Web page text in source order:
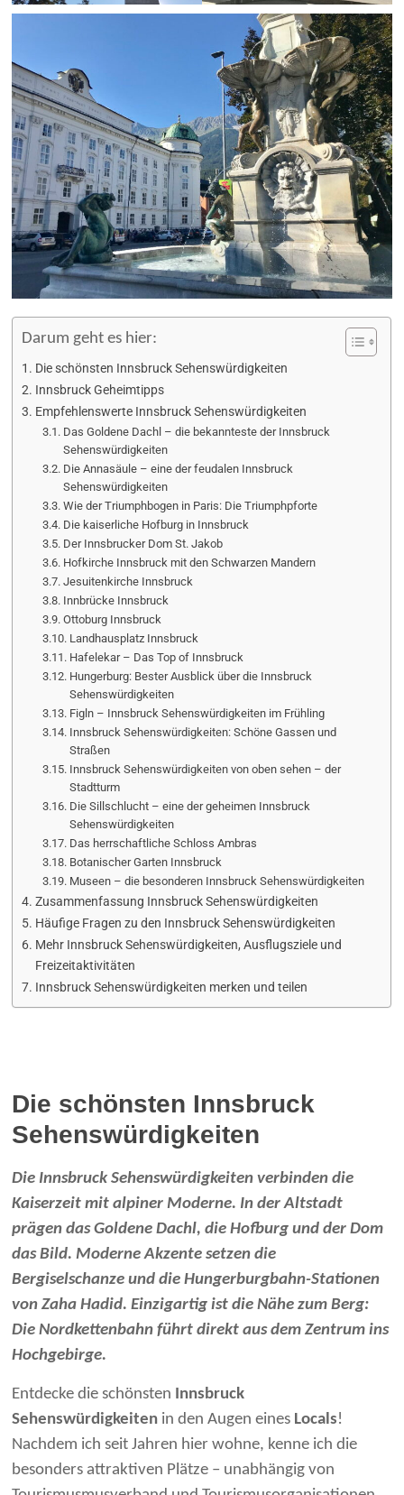
Darum geht es hier:
Die schönsten Innsbruck Sehenswürdigkeiten
Innsbruck Geheimtipps
Empfehlenswerte Innsbruck Sehenswürdigkeiten
Das Goldene Dachl – die bekannteste der Innsbruck
Sehenswürdigkeiten
Die Annasäule – eine der feudalen Innsbruck
Sehenswürdigkeiten
Wie der Triumphbogen in Paris: Die Triumphpforte
Die kaiserliche Hofburg in Innsbruck
Der Innsbrucker Dom St. Jakob
Hofkirche Innsbruck mit den Schwarzen Mandern
Jesuitenkirche Innsbruck
Innbrücke Innsbruck
Ottoburg Innsbruck
Landhausplatz Innsbruck
Hafelekar – Das Top of Innsbruck
Hungerburg: Bester Ausblick über die Innsbruck
Sehenswürdigkeiten
Figln – Innsbruck Sehenswürdigkeiten im Frühling
Innsbruck Sehenswürdigkeiten: Schöne Gassen und
Straßen
Innsbruck Sehenswürdigkeiten von oben sehen – der
Stadtturm
Die Sillschlucht – eine der geheimen Innsbruck
Sehenswürdigkeiten
Das herrschaftliche Schloss Ambras
Botanischer Garten Innsbruck
Museen – die besonderen Innsbruck Sehenswürdigkeiten
Zusammenfassung Innsbruck Sehenswürdigkeiten
Häufige Fragen zu den Innsbruck Sehenswürdigkeiten
Mehr Innsbruck Sehenswürdigkeiten, Ausflugsziele und
Freizeitaktivitäten
Innsbruck Sehenswürdigkeiten merken und teilen
Die schönsten Innsbruck
Sehenswürdigkeiten
Die Innsbruck Sehenswürdigkeiten verbinden die
Kaiserzeit mit alpiner Moderne. In der Altstadt
prägen das Goldene Dachl, die Hofburg und der Dom
das Bild. Moderne Akzente setzen die
Bergiselschanze und die Hungerburgbahn-Stationen
von Zaha Hadid. Einzigartig ist die Nähe zum Berg:
Die Nordkettenbahn führt direkt aus dem Zentrum ins
Hochgebirge.
Entdecke die schönsten Innsbruck
Sehenswürdigkeiten in den Augen eines Locals!
Nachdem ich seit Jahren hier wohne, kenne ich die
besonders attraktiven Plätze – unabhängig von